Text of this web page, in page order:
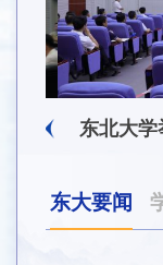
东大要闻